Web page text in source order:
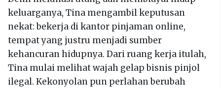
keluarganya, Tina mengambil keputusan
nekat: bekerja di kantor pinjaman online,
tempat yang justru menjadi sumber
kehancuran hidupnya. Dari ruang kerja itulah,
Tina mulai melihat wajah gelap bisnis pinjol
ilegal. Kekonyolan pun perlahan berubah